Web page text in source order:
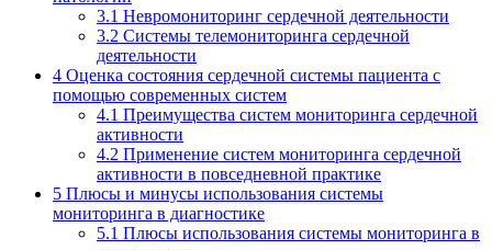
3.1 Невромониторинг сердечной деятельности
3.2 Системы телемониторинга сердечной
деятельности
4 Оценка состояния сердечной системы пациента с
помощью современных систем
4.1 Преимущества систем мониторинга сердечной
активности
4.2 Применение систем мониторинга сердечной
активности в повседневной практике
5 Плюсы и минусы использования системы
мониторинга в диагностике
5.1 Плюсы использования системы мониторинга в